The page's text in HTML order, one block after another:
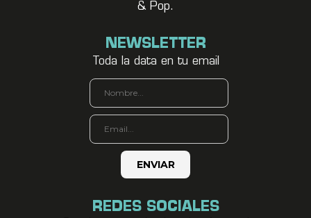
& Pop.
NEWSLETTER
Toda la data en tu email
REDES SOCIALES